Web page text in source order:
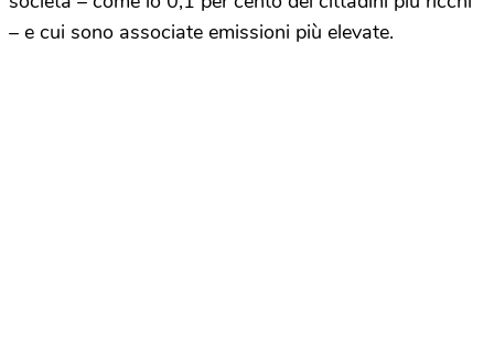
– e cui sono associate emissioni più elevate.